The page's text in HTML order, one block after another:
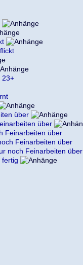
23+
über
über
Feinarbeiten über
Feinarbeiten über
noch Feinarbeiten über
fertig